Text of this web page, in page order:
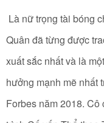
Là nữ trọng tài bóng
Quân đã từng được
xuất sắc nhất và là
hưởng mạnh mẽ nhất
Forbes năm 2018. Cô